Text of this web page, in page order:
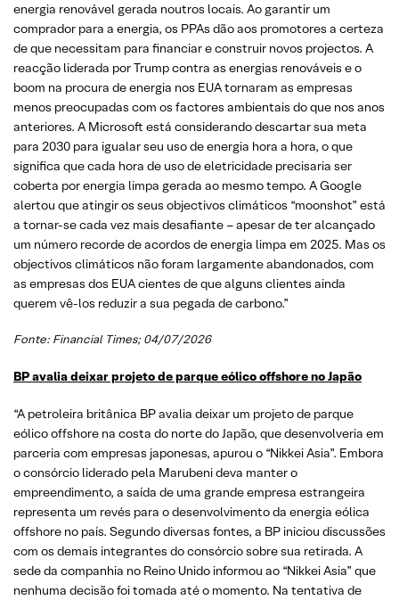
energia renovável gerada noutros locais. Ao garantir um
comprador para a energia, os PPAs dão aos promotores a certeza
de que necessitam para financiar e construir novos projectos. A
reacção liderada por Trump contra as energias renováveis ​​e o
boom na procura de energia nos EUA tornaram as empresas
menos preocupadas com os factores ambientais do que nos anos
anteriores. A Microsoft está considerando descartar sua meta
para 2030 para igualar seu uso de energia hora a hora, o que
significa que cada hora de uso de eletricidade precisaria ser
coberta por energia limpa gerada ao mesmo tempo. A Google
alertou que atingir os seus objectivos climáticos “moonshot” está
a tornar-se cada vez mais desafiante – apesar de ter alcançado
um número recorde de acordos de energia limpa em 2025. Mas os
objectivos climáticos não foram largamente abandonados, com
as empresas dos EUA cientes de que alguns clientes ainda
querem vê-los reduzir a sua pegada de carbono.”
Fonte: Financial Times; 04/07/2026
BP avalia deixar projeto de parque eólico offshore no Japão
“A petroleira britânica BP avalia deixar um projeto de parque
eólico offshore na costa do norte do Japão, que desenvolveria em
parceria com empresas japonesas, apurou o “Nikkei Asia”. Embora
o consórcio liderado pela Marubeni deva manter o
empreendimento, a saída de uma grande empresa estrangeira
representa um revés para o desenvolvimento da energia eólica
offshore no país. Segundo diversas fontes, a BP iniciou discussões
com os demais integrantes do consórcio sobre sua retirada. A
sede da companhia no Reino Unido informou ao “Nikkei Asia” que
nenhuma decisão foi tomada até o momento. Na tentativa de